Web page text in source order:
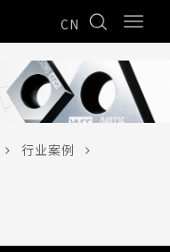
CN
行业案例